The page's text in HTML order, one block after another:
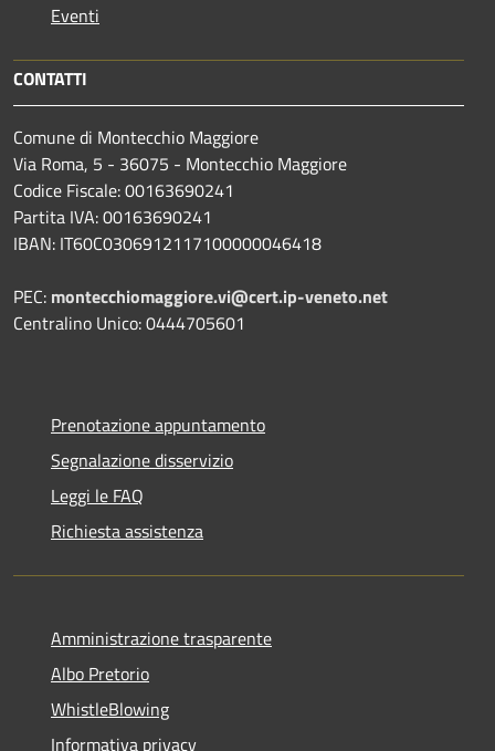
Eventi
CONTATTI
Comune di Montecchio Maggiore
Via Roma, 5 - 36075 - Montecchio Maggiore
Codice Fiscale: 00163690241
Partita IVA: 00163690241
IBAN: IT60C0306912117100000046418
PEC: montecchiomaggiore.vi@cert.ip-veneto.net
Centralino Unico: 0444705601
Prenotazione appuntamento
Segnalazione disservizio
Leggi le FAQ
Richiesta assistenza
Amministrazione trasparente
Albo Pretorio
WhistleBlowing
Informativa privacy